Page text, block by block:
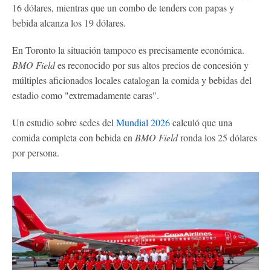
16 dólares, mientras que un combo de tenders con papas y
bebida alcanza los 19 dólares.
En Toronto la situación tampoco es precisamente económica.
BMO Fieldes reconocido por sus altos precios de concesión y
múltiples aficionados locales catalogan la comida y bebidas del
estadio como "extremadamente caras".
Un estudio sobre sedes del Mundial 2026calculó que una
comida completa con bebida en BMO Fieldronda los 25 dólares
por persona.